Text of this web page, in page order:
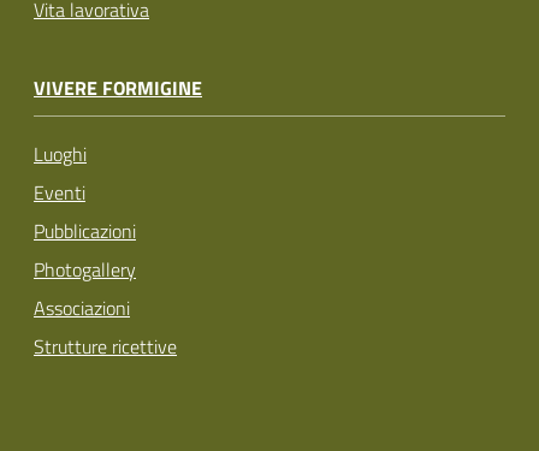
Vita lavorativa
VIVERE FORMIGINE
Luoghi
Eventi
Pubblicazioni
Photogallery
Associazioni
Strutture ricettive